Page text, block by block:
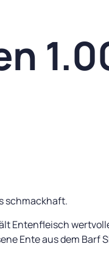
schmackhaft.
Entenfleisch
Ente aus dem Barf